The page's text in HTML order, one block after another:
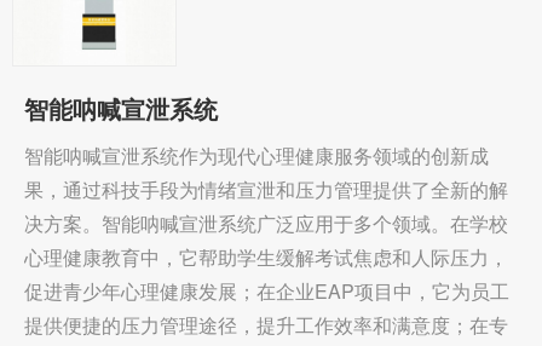
智能呐喊宣泄系统
智能呐喊宣泄系统作为现代心理健康服务领域的创新成
果，通过科技手段为情绪宣泄和压力管理提供了全新的解
决方案。智能呐喊宣泄系统广泛应用于多个领域。在学校
心理健康教育中，它帮助学生缓解考试焦虑和人际压力，
促进青少年心理健康发展；在企业EAP项目中，它为员工
提供便捷的压力管理途径，提升工作效率和满意度；在专